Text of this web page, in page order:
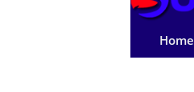
N
i
Home